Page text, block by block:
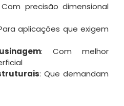
precisão dimensional
aplicações que exigem
: Com melhor
: Que demandam